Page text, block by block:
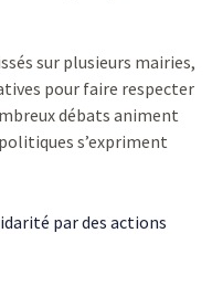
sur plusieurs mairies,
pour faire respecter
débats animent
s’expriment
par des actions